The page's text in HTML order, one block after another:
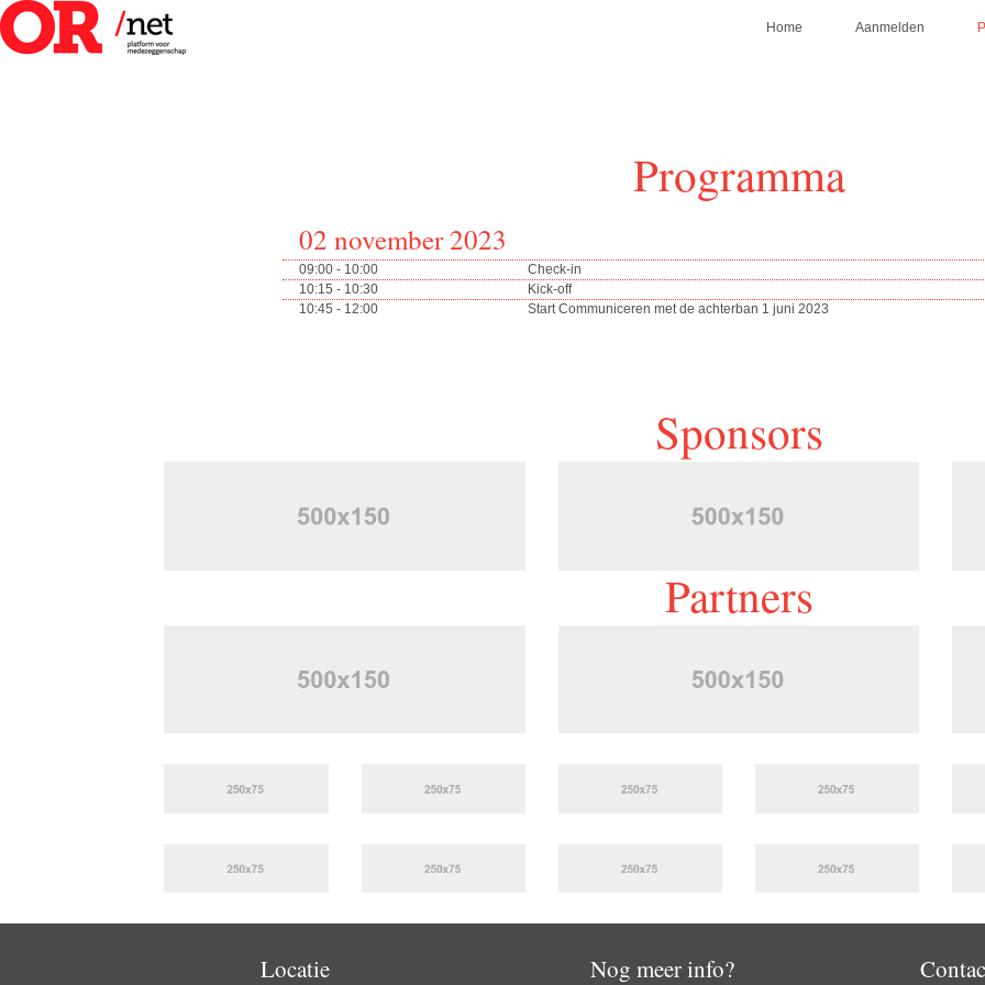
Home Aanmelden
Programma
02 november 2023
09:00 - 10:00
Check-in
10:15 - 10:30
Kick-off
10:45 - 12:00
Start Communiceren met de achterban 1 juni 2023
Sponsors
Partners
Locatie Nog meer info?